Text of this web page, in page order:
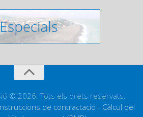
© 2026. Tots els drets reservats.
de contractació - Càlcul del